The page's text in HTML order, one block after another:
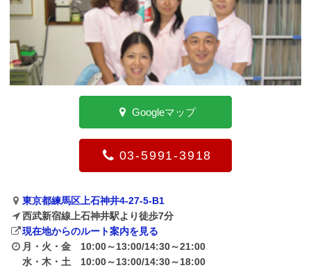
Googleマップ
03-5991-3918
東京都練馬区上石神井4-27-5-B1
西武新宿線上石神井駅より徒歩7分
現在地からのルート案内を見る
月・火・金 10:00～13:00/14:30～21:00
水・木・土 10:00～13:00/14:30～18:00